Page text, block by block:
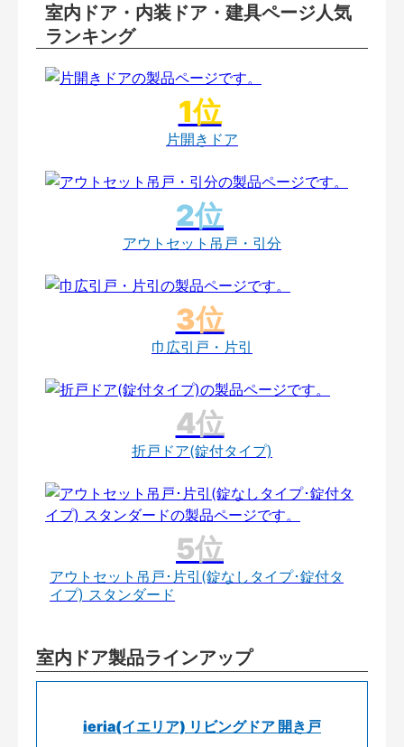
室内ドア・内装ドア・建具ページ人気
ランキング
片開きドア
アウトセット吊戸・引分
巾広引戸・片引
折戸ドア(錠付タイプ)
アウトセット吊戸･片引(錠なしタイプ･錠付タ
イプ) スタンダード
室内ドア製品ラインアップ
ieria(イエリア) リビングドア 開き戸